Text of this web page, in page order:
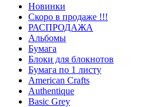
Новинки
Скоро в продаже !!!
РАСПРОДАЖА
Альбомы
Бумага
Блоки для блокнотов
Бумага по 1 листу
American Crafts
Authentique
Basic Grey